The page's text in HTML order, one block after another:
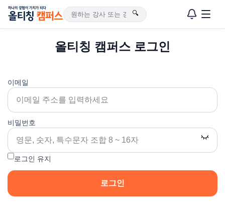
🔍
올티칭 캠퍼스 로그인
이메일
비밀번호
로그인 유지
로그인